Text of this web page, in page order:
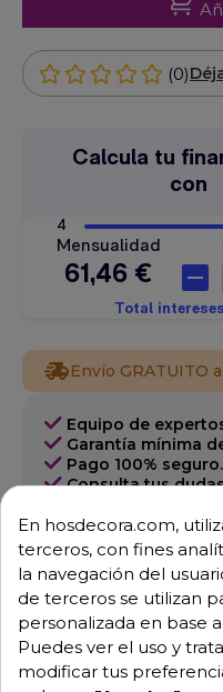
(0)
Envío GRATUITO
Equipo de
Garantía mínima
Pago 100% seguro.
Consulta tus
976 25 59 91
Pide tu
En hosdecora.com,
terceros, con fines
la navegación del
de terceros se utilizan
personalizada en base
Puedes ver el uso y
modificar tus